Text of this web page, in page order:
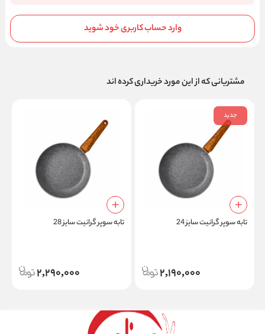
وارد حساب کاربری خود شوید
مشتریانی که از این مورد خریداری کرده اند
جدید
تابه سوپر گرانیت سایز 24
2,190,000
تابه سوپر گرانیت سایز 28
2,290,000